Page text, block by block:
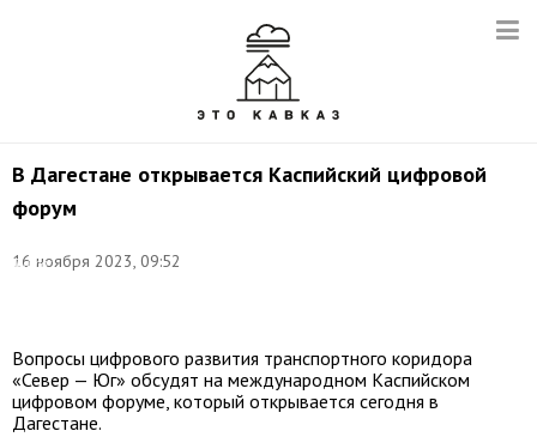
В Дагестане открывается Каспийский цифровой
форум
16 ноября 2023, 09:52
Фото:
Вопросы цифрового развития транспортного коридора
«Север — Юг» обсудят на международном Каспийском
цифровом форуме, который открывается сегодня в
Дагестане.